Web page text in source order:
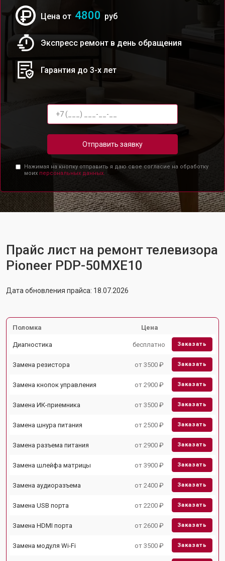
Цена от 4800 руб
Экспресс ремонт в день обращения
Гарантия до 3-х лет
Отправить заявку
Нажимая на кнопку отправить я даю свое согласие на обработку
моих персональных данных.
Прайс лист на ремонт телевизора
Pioneer PDP-50MXE10
Дата обновления прайса: 18.07.2026
Поломка Цена
Диагностика бесплатно Заказать
Замена резистора от 3500 ₽ Заказать
Замена кнопок управления от 2900 ₽ Заказать
Замена ИК-приемника от 3500 ₽ Заказать
Замена шнура питания от 2500 ₽ Заказать
Замена разъема питания от 2900 ₽ Заказать
Замена шлейфа матрицы от 3900 ₽ Заказать
Замена аудиоразъема от 2400 ₽ Заказать
Замена USB порта от 2200 ₽ Заказать
Замена HDMI порта от 2600 ₽ Заказать
Замена модуля Wi-Fi от 3500 ₽ Заказать